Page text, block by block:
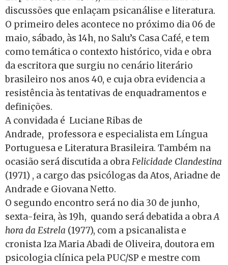
discussões que enlaçam psicanálise e literatura.
O primeiro deles acontece no próximo dia 06 de
maio, sábado, às 14h, no Salu’s Casa Café, e tem
como temática o contexto histórico, vida e obra
da escritora que surgiu no cenário literário
brasileiro nos anos 40, e cuja obra evidencia a
resistência às tentativas de enquadramentos e
definições.
A convidada é Luciane Ribas de
Andrade, professora e especialista em Língua
Portuguesa e Literatura Brasileira. Também na
ocasião será discutida a obraFelicidade Clandestina
(1971) , a cargo das psicólogas da Atos, Ariadne de
Andrade e Giovana Netto.
O segundo encontro será no dia 30 de junho,
sexta-feira, às 19h, quando será debatida a obraA
hora da Estrela (1977), com a psicanalista e
cronista Iza Maria Abadi de Oliveira, doutora em
psicologia clínica pela PUC/SP e mestre com